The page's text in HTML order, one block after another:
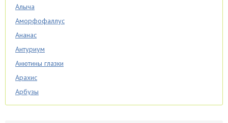
Алыча
Аморфофаллус
Ананас
Антуриум
Анютины глазки
Арахис
Арбузы
Аспарагус